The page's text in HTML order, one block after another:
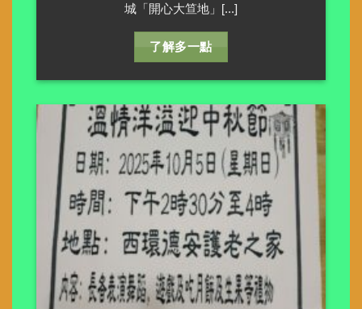
城「開心大笪地」[...]
了解多一點